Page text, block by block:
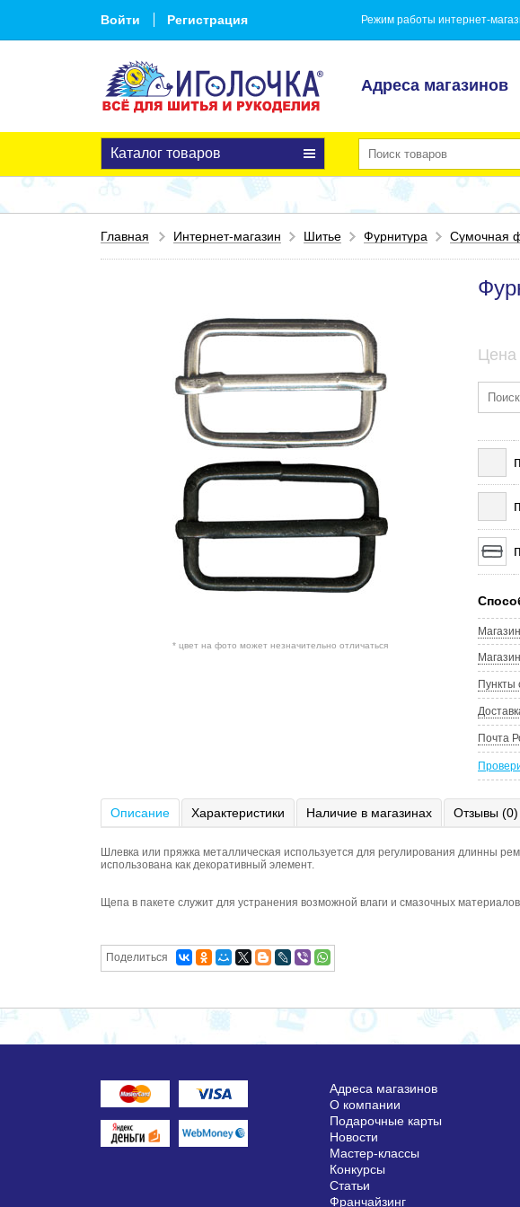
Войти Регистрация Режим работы интернет-
Адреса магазинов
Каталог товаров
Главная Интернет-магазин Шитье Фурнитура Сумочная
* цвет на фото может незначительно отличаться
Цена
Пункты
Почта
Описание Характеристики Наличие в магазинах Отзывы (0)
Шлевка или пряжка металлическая используется для регулирования длинны
использована как декоративный элемент.
Щепа в пакете служит для устранения возможной влаги и смазочных
Поделиться
Адреса магазинов
О компании
Подарочные карты
Новости
Мастер-классы
Конкурсы
Статьи
Франчайзинг